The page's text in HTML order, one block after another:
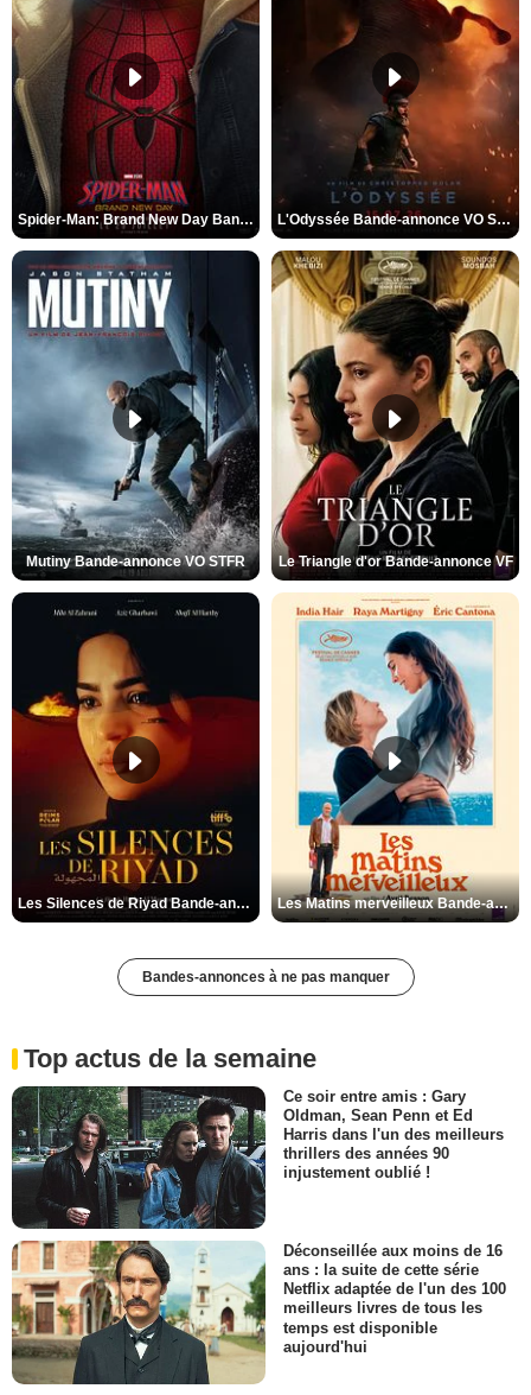
Spider-Man: Brand New Day Bande-annonce VO STFR L'Odyssée Bande-annonce VO STFR
Mutiny Bande-annonce VO STFR Le Triangle d'or Bande-annonce VF
Les Silences de Riyad Bande-annonce VO STFR Les Matins merveilleux Bande-annonce VF
Bandes-annonces à ne pas manquer
Top actus de la semaine
Ce soir entre amis : Gary
Oldman, Sean Penn et Ed
Harris dans l'un des meilleurs
thrillers des années 90
injustement oublié !
Déconseillée aux moins de 16
ans : la suite de cette série
Netflix adaptée de l'un des 100
meilleurs livres de tous les
temps est disponible
aujourd'hui